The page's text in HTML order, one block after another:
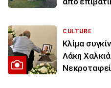
CULTURE
Κλίμα
Λάκη